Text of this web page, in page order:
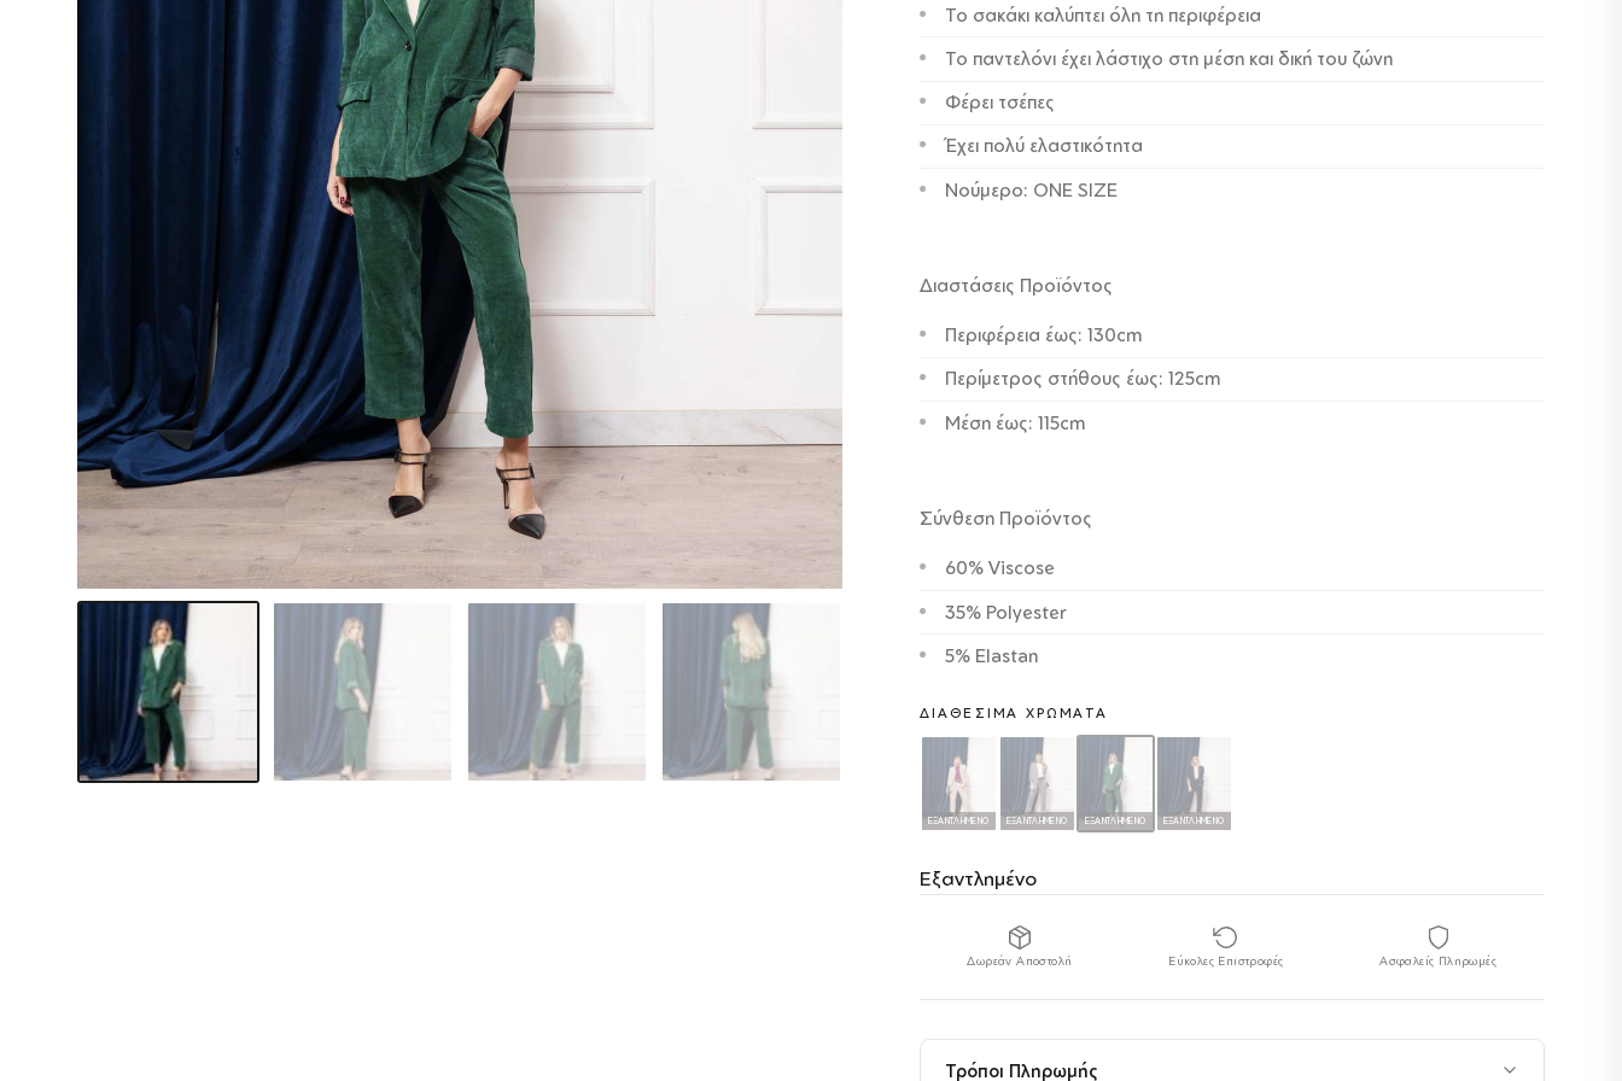
Το σακάκι καλύπτει όλη τη περιφέρεια
Το παντελόνι έχει λάστιχο στη μέση και δική του ζώνη
Φέρει τσέπες
Έχει πολύ ελαστικότητα
Νούμερο: ONE SIZE
Διαστάσεις Προϊόντος
Περιφέρεια έως: 130cm
Περίμετρος στήθους έως: 125cm
Μέση έως: 115cm
Σύνθεση Προϊόντος
60% Viscose
35% Polyester
5% Elastan
ΔΙΑΘΈΣΙΜΑ ΧΡΏΜΑΤΑ
ΕΞΑΝΤΛΗΜΈΝΟ ΕΞΑΝΤΛΗΜΈΝΟ ΕΞΑΝΤΛΗΜΈΝΟ ΕΞΑΝΤΛΗΜΈΝΟ
Εξαντλημένο
Δωρεάν Αποστολή Εύκολες Επιστροφές Ασφαλείς Πληρωμές
Τρόποι Πληρωμής